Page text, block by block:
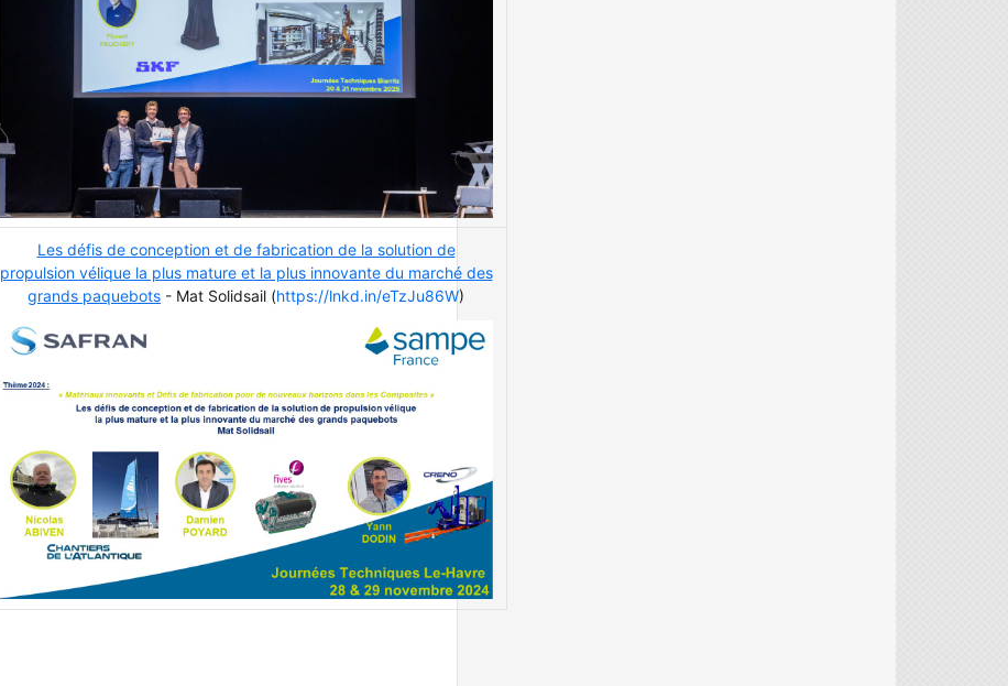
Les défis de conception et de fabrication de la solution de
propulsion vélique la plus mature et la plus innovante du marché des
grands paquebots - Mat Solidsail (https://lnkd.in/eTzJu86W)
CA-fives_Cren0.jpg